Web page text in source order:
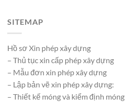
SITEMAP
Hồ sơ Xin phép xây dựng
– Thủ tục xin cấp phép xây dựng
– Mẫu đơn xin phép xây dựng
– Lập bản vẽ xin phép xây dựng:
– Thiết kế móng và kiểm định móng